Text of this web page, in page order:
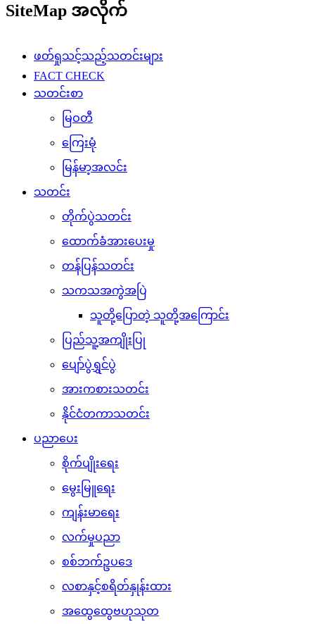
SiteMap အလိုက်
ဖတ်ရှုသင့်သည့်သတင်းများ
FACT CHECK
သတင်းစာ
မြဝတီ
ကြေးမုံ
မြန်မာ့အလင်း
သတင်း
တိုက်ပွဲသတင်း
ထောက်ခံအားပေးမှု
တန်ပြန်သတင်း
သကသအကွဲအပြဲ
သူတို့ပြောတဲ့ သူတို့အကြောင်း
ပြည်သူ့အကျိုးပြု
ပျော်ပွဲရွှင်ပွဲ
အားကစားသတင်း
နိုင်ငံတကာသတင်း
ပညာပေး
စိုက်ပျိုးရေး
မွေးမြူရေး
ကျန်းမာရေး
လက်မှုပညာ
စစ်ဘက်ဥပဒေ
လစာနှင့်စရိတ်နှုန်းထား
အထွေထွေဗဟုသုတ